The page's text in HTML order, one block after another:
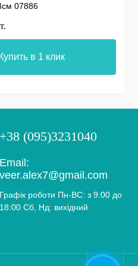
07886
Купить в 1 клик
+38 (095)3231040
Email:
veer.alex7@gmail.com
Графік роботи Пн-ВС: з 9:00 до
18:00 Сб, Нд: вихідний